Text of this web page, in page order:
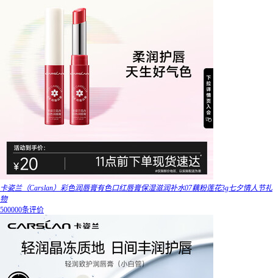
卡姿兰（Carslan）彩色润唇膏有色口红唇膏保湿滋润补水07藕粉莲花3g七夕情人节礼
物
500000条评价